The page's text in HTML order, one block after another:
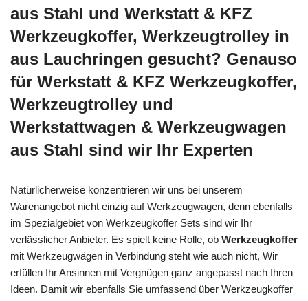
aus Stahl und Werkstatt & KFZ
Werkzeugkoffer, Werkzeugtrolley in
aus Lauchringen gesucht? Genauso
für Werkstatt & KFZ Werkzeugkoffer,
Werkzeugtrolley und
Werkstattwagen & Werkzeugwagen
aus Stahl sind wir Ihr Experten
Natürlicherweise konzentrieren wir uns bei unserem
Warenangebot nicht einzig auf Werkzeugwagen, denn ebenfalls
im Spezialgebiet von Werkzeugkoffer Sets sind wir Ihr
verlässlicher Anbieter. Es spielt keine Rolle, ob Werkzeugkoffer
mit Werkzeugwägen in Verbindung steht wie auch nicht, Wir
erfüllen Ihr Ansinnen mit Vergnügen ganz angepasst nach Ihren
Ideen. Damit wir ebenfalls Sie umfassend über Werkzeugkoffer